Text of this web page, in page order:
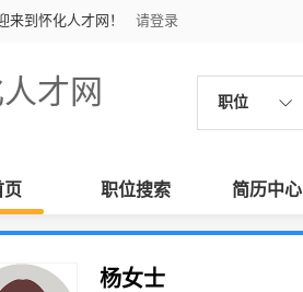
来到怀化人才网！ 请登录
才网 职位
页 职位搜索 简历中心
杨女士